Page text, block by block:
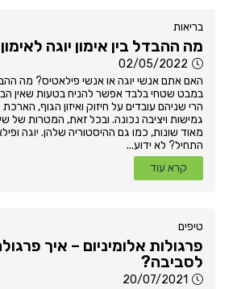
בריאות
מה ההבדל בין אימון יוגה
02/05/2022
האם אתם אנשי יוגה או אנשי פילאטיס? מה
במבט שטחי בלבד אפשר להניח בטעות שאין
הרי שניהם עובדים על חיזוק ואיזון הגוף,
גמישות ויציבה נכונה. ובכל זאת, המטרות של
מאוד שונות, כמו גם ההיסטוריה שלהן. יוגה
התחיל? לא ידוע...
קרא עוד
טיפים
פרגולות אלומיניום – איך
לסביבה?
20/07/2021